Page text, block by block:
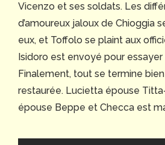
Vicenzo et ses soldats. Les
d’amoureux jaloux de Chioggia
eux, et Toffolo se plaint aux
Isidoro est envoyé pour
Finalement, tout se termine
restaurée. Lucietta épouse
épouse Beppe et Checca est